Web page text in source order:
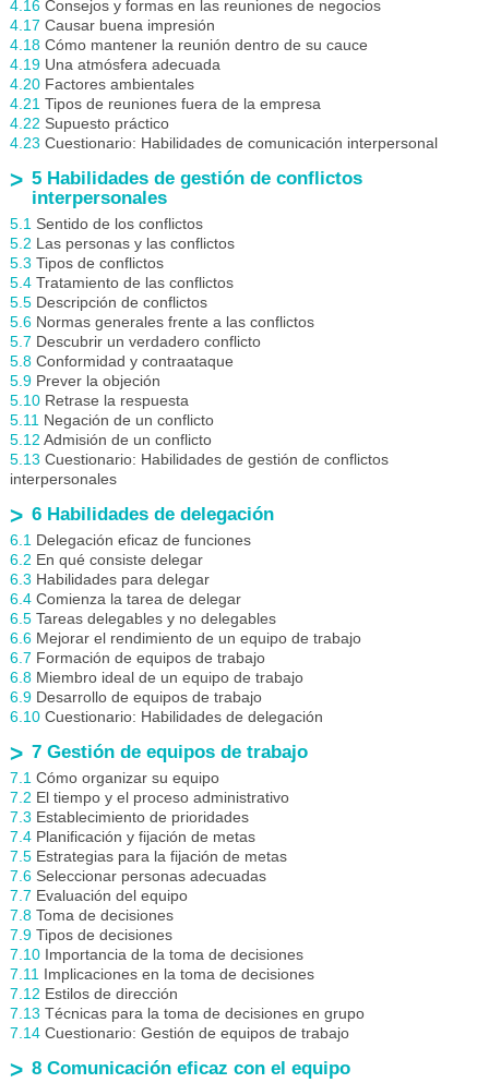
4.16Consejos y formas en las reuniones de negocios
4.17 Causar buena impresión
4.18Cómo mantener la reunión dentro de su cauce
4.19Una atmósfera adecuada
4.20Factores ambientales
4.21 Tipos de reuniones fuera de la empresa
4.22 Supuesto práctico
4.23 Cuestionario: Habilidades de comunicación interpersonal
5 Habilidades de gestión de conflictos
interpersonales
5.1 Sentido de los conflictos
5.2 Las personas y las conflictos
5.3 Tipos de conflictos
5.4Tratamiento de las conflictos
5.5Descripción de conflictos
5.6Normas generales frente a las conflictos
5.7 Descubrir un verdadero conflicto
5.8Conformidad y contraataque
5.9Prever la objeción
5.10Retrase la respuesta
5.11 Negación de un conflicto
5.12 Admisión de un conflicto
5.13 Cuestionario: Habilidades de gestión de conflictos
interpersonales
6 Habilidades de delegación
6.1 Delegación eficaz de funciones
6.2 En qué consiste delegar
6.3 Habilidades para delegar
6.4Comienza la tarea de delegar
6.5Tareas delegables y no delegables
6.6Mejorar el rendimiento de un equipo de trabajo
6.7 Formación de equipos de trabajo
6.8Miembro ideal de un equipo de trabajo
6.9Desarrollo de equipos de trabajo
6.10Cuestionario: Habilidades de delegación
7 Gestión de equipos de trabajo
7.1 Cómo organizar su equipo
7.2 El tiempo y el proceso administrativo
7.3 Establecimiento de prioridades
7.4Planificación y fijación de metas
7.5Estrategias para la fijación de metas
7.6Seleccionar personas adecuadas
7.7 Evaluación del equipo
7.8Toma de decisiones
7.9Tipos de decisiones
7.10Importancia de la toma de decisiones
7.11 Implicaciones en la toma de decisiones
7.12 Estilos de dirección
7.13 Técnicas para la toma de decisiones en grupo
7.14Cuestionario: Gestión de equipos de trabajo
8 Comunicación eficaz con el equipo